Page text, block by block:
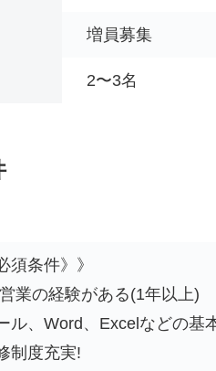
増員募集
2〜3名
須条件》》
業の経験がある(1年以上)
ル、Word、Excelなどの基
制度充実!